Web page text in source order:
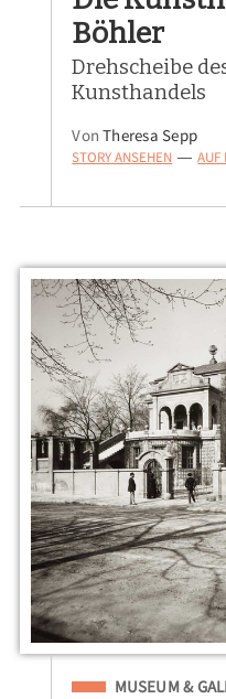
Böhler
Drehscheibe
Kunsthandels
VonTheresa Sepp
STORY ANSEHEN — AUF
Eingeordnet unter
MUSEUM &